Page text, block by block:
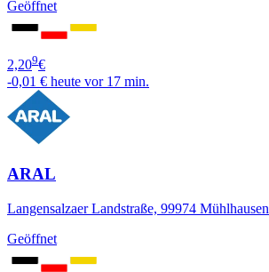
Geöffnet
2,209€
-0,01 € heute vor 17 min.
ARAL
Langensalzaer Landstraße, 99974 Mühlhausen
Geöffnet